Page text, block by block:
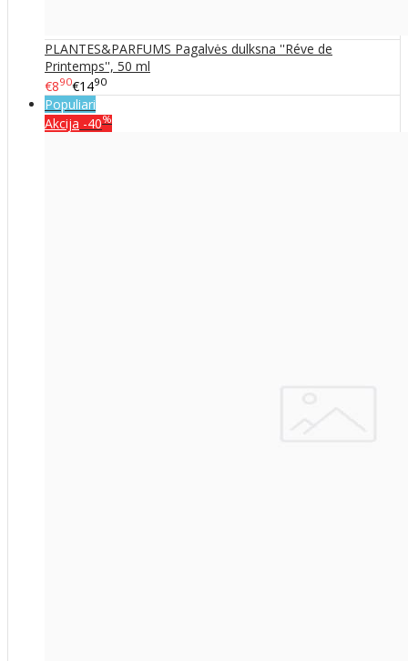
PLANTES&PARFUMS Pagalvės dulksna ''Réve de
Printemps'', 50 ml
€890€1490
Populiari
Akcija -40%